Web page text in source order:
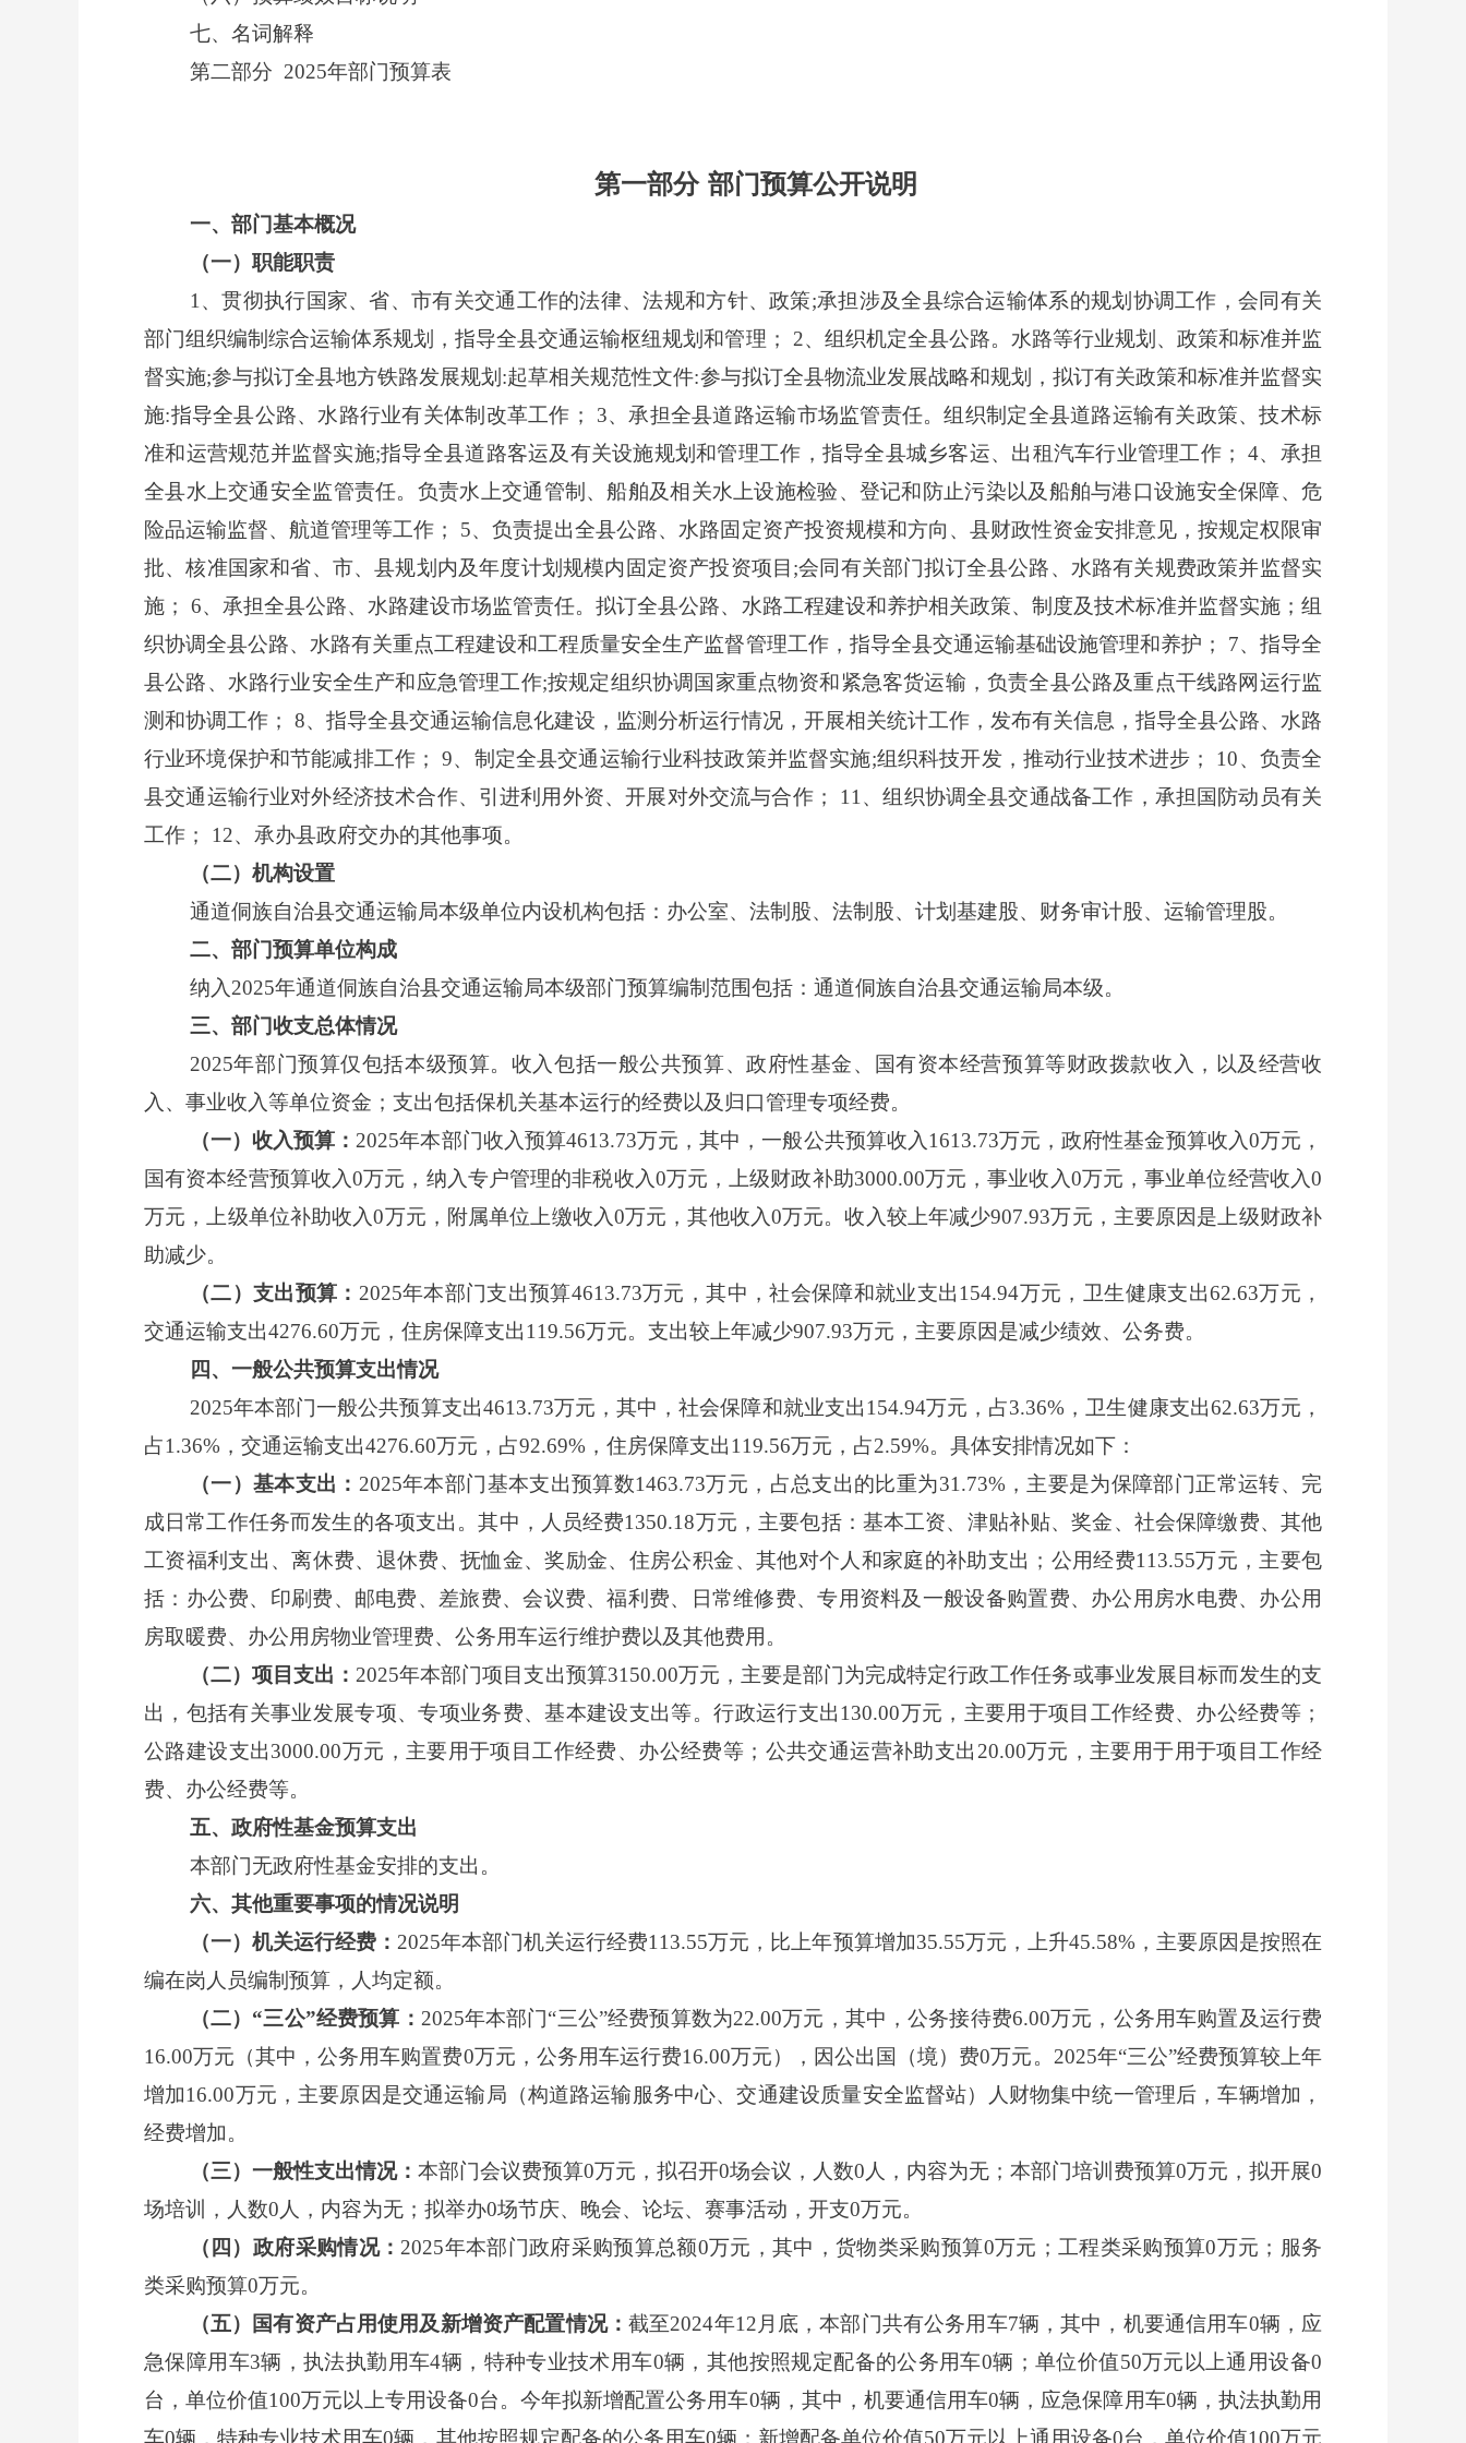
七、名词解释
第二部分 2025年部门预算表
第一部分 部门预算公开说明
一、部门基本概况
（一）职能职责
1、贯彻执行国家、省、市有关交通工作的法律、法规和方针、政策;承担涉及全县综合运输体系的规划协调工作，会同有关
部门组织编制综合运输体系规划，指导全县交通运输枢纽规划和管理； 2、组织机定全县公路。水路等行业规划、政策和标准并监
督实施;参与拟订全县地方铁路发展规划:起草相关规范性文件:参与拟订全县物流业发展战略和规划，拟订有关政策和标准并监督实
施:指导全县公路、水路行业有关体制改革工作； 3、承担全县道路运输市场监管责任。组织制定全县道路运输有关政策、技术标
准和运营规范并监督实施;指导全县道路客运及有关设施规划和管理工作，指导全县城乡客运、出租汽车行业管理工作； 4、承担
全县水上交通安全监管责任。负责水上交通管制、船舶及相关水上设施检验、登记和防止污染以及船舶与港口设施安全保障、危
险品运输监督、航道管理等工作； 5、负责提出全县公路、水路固定资产投资规模和方向、县财政性资金安排意见，按规定权限审
批、核准国家和省、市、县规划内及年度计划规模内固定资产投资项目;会同有关部门拟订全县公路、水路有关规费政策并监督实
施； 6、承担全县公路、水路建设市场监管责任。拟订全县公路、水路工程建设和养护相关政策、制度及技术标准并监督实施；组
织协调全县公路、水路有关重点工程建设和工程质量安全生产监督管理工作，指导全县交通运输基础设施管理和养护； 7、指导全
县公路、水路行业安全生产和应急管理工作;按规定组织协调国家重点物资和紧急客货运输，负责全县公路及重点干线路网运行监
测和协调工作； 8、指导全县交通运输信息化建设，监测分析运行情况，开展相关统计工作，发布有关信息，指导全县公路、水路
行业环境保护和节能减排工作； 9、制定全县交通运输行业科技政策并监督实施;组织科技开发，推动行业技术进步； 10、负责全
县交通运输行业对外经济技术合作、引进利用外资、开展对外交流与合作； 11、组织协调全县交通战备工作，承担国防动员有关
工作； 12、承办县政府交办的其他事项。
（二）机构设置
通道侗族自治县交通运输局本级单位内设机构包括：办公室、法制股、法制股、计划基建股、财务审计股、运输管理股。
二、部门预算单位构成
纳入 2025年通道侗族自治县交通运输局本级部门预算编制范围包括：通道侗族自治县交通运输局本级。
三、部门收支总体情况
2025年部门预算仅包括本级预算。收入包括一般公共预算、政府性基金、国有资本经营预算等财政拨款收入，以及经营收
入、事业收入等单位资金；支出包括保机关基本运行的经费以及归口管理专项经费。
（一）收入预算： 2025年本部门收入预算4613.73万元，其中，一般公共预算收入1613.73万元，政府性基金预算收入0万元，
国有资本经营预算收入0万元，纳入专户管理的非税收入0万元，上级财政补助3000.00万元，事业收入0万元，事业单位经营收入0
万元，上级单位补助收入0万元，附属单位上缴收入0万元，其他收入0万元。收入较上年减少907.93万元，主要原因是上级财政补
助减少。
（二）支出预算： 2025年本部门支出预算4613.73万元，其中，社会保障和就业支出154.94万元，卫生健康支出62.63万元，
交通运输支出4276.60万元，住房保障支出119.56万元。支出较上年减少907.93万元，主要原因是减少绩效、公务费。
四、一般公共预算支出情况
2025年本部门一般公共预算支出4613.73万元，其中，社会保障和就业支出154.94万元，占3.36%，卫生健康支出62.63万元，
占1.36%，交通运输支出4276.60万元，占92.69%，住房保障支出119.56万元，占2.59%。具体安排情况如下：
（一）基本支出： 2025年本部门基本支出预算数1463.73万元，占总支出的比重为31.73%，主要是为保障部门正常运转、完
成日常工作任务而发生的各项支出。其中，人员经费1350.18万元，主要包括：基本工资、津贴补贴、奖金、社会保障缴费、其他
工资福利支出、离休费、退休费、抚恤金、奖励金、住房公积金、其他对个人和家庭的补助支出；公用经费113.55万元，主要包
括：办公费、印刷费、邮电费、差旅费、会议费、福利费、日常维修费、专用资料及一般设备购置费、办公用房水电费、办公用
房取暖费、办公用房物业管理费、公务用车运行维护费以及其他费用。
（二）项目支出： 2025年本部门项目支出预算3150.00万元，主要是部门为完成特定行政工作任务或事业发展目标而发生的支
出，包括有关事业发展专项、专项业务费、基本建设支出等。行政运行支出130.00万元，主要用于项目工作经费、办公经费等；
公路建设支出3000.00万元，主要用于项目工作经费、办公经费等；公共交通运营补助支出20.00万元，主要用于用于项目工作经
费、办公经费等。
五、政府性基金预算支出
本部门无政府性基金安排的支出。
六、其他重要事项的情况说明
（一）机关运行经费： 2025年本部门机关运行经费113.55万元，比上年预算增加35.55万元，上升45.58%，主要原因是按照在
编在岗人员编制预算，人均定额。
（二） “三公”经费预算： 2025年本部门“三公”经费预算数为22.00万元，其中，公务接待费6.00万元，公务用车购置及运行费
16.00万元（其中，公务用车购置费0万元，公务用车运行费16.00万元），因公出国（境）费0万元。2025年“三公”经费预算较上年
增加16.00万元，主要原因是交通运输局（构道路运输服务中心、交通建设质量安全监督站）人财物集中统一管理后，车辆增加，
经费增加。
（三）一般性支出情况： 本部门会议费预算0万元，拟召开0场会议，人数0人，内容为无；本部门培训费预算0万元，拟开展0
场培训，人数0人，内容为无；拟举办0场节庆、晚会、论坛、赛事活动，开支0万元。
（四）政府采购情况： 2025年本部门政府采购预算总额0万元，其中，货物类采购预算0万元；工程类采购预算0万元；服务
类采购预算0万元。
（五）国有资产占用使用及新增资产配置情况：截至2024年12月底，本部门共有公务用车7辆，其中，机要通信用车0辆，应
急保障用车3辆，执法执勤用车4辆，特种专业技术用车0辆，其他按照规定配备的公务用车0辆；单位价值50万元以上通用设备0
台，单位价值100万元以上专用设备0台。今年拟新增配置公务用车0辆，其中，机要通信用车0辆，应急保障用车0辆，执法执勤用
车0辆，特种专业技术用车0辆，其他按照规定配备的公务用车0辆；新增配备单位价值50万元以上通用设备0台，单位价值100万元